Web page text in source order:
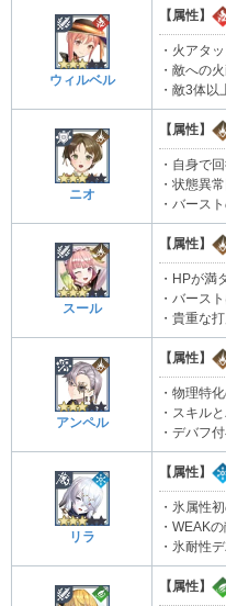
ウィルベル
【属性】
・火アタ
・敵への
・敵3体
ニオ
【属性】
・自身で
・状態異
・バース
スール
【属性】
・HPが満
・バース
・貴重な
アンペル
【属性】
・物理特
・スキル
・デバフ
リラ
【属性】
・氷属性
・WEAK
・氷耐性
【属性】